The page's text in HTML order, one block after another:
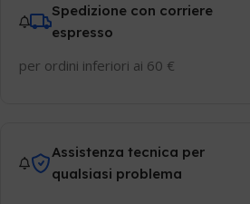
Spedizione con corriere
espresso
per ordini inferiori ai 60 €
Assistenza tecnica per
qualsiasi problema